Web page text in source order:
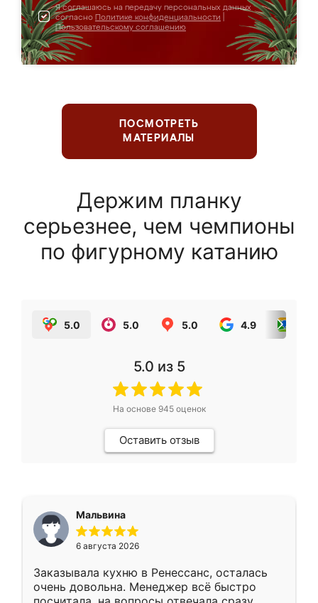
Я соглашаюсь на передачу персональных данных
согласно Политике конфиденциальности
Пользовательскому соглашению
ПОСМОТРЕТЬ
МАТЕРИАЛЫ
Держим планку
серьезнее, чем чемпионы
по фигурному катанию
5.0 5.0 5.0 4.9
5.0 из 5
На основе 945оценок
Оставить отзыв
Мальвина
6 августа 2026
Заказывала кухню в Ренессанс, осталась
очень довольна. Менеджер всё быстро